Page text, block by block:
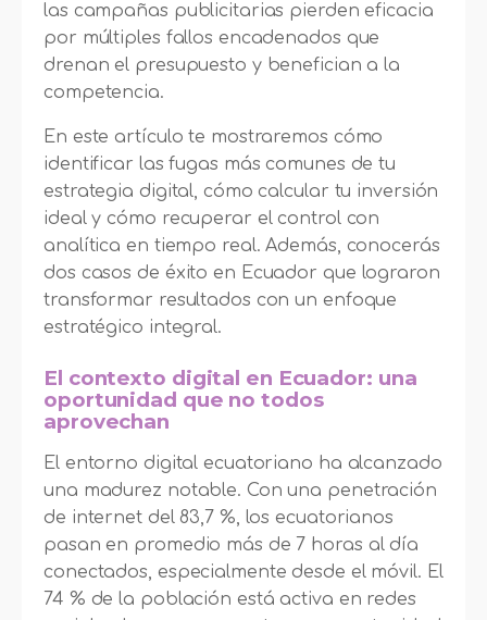
las campañas publicitarias pierden eficacia
por múltiples fallos encadenados que
drenan el presupuesto y benefician a la
competencia.
En este artículo te mostraremos cómo
identificar las fugas más comunes de tu
estrategia digital, cómo calcular tu inversión
ideal y cómo recuperar el control con
analítica en tiempo real. Además, conocerás
dos casos de éxito en Ecuador que lograron
transformar resultados con un enfoque
estratégico integral.
El contexto digital en Ecuador: una
oportunidad que no todos
aprovechan
El entorno digital ecuatoriano ha alcanzado
una madurez notable. Con una penetración
de internet del 83,7 %, los ecuatorianos
pasan en promedio más de 7 horas al día
conectados, especialmente desde el móvil. El
74 % de la población está activa en redes